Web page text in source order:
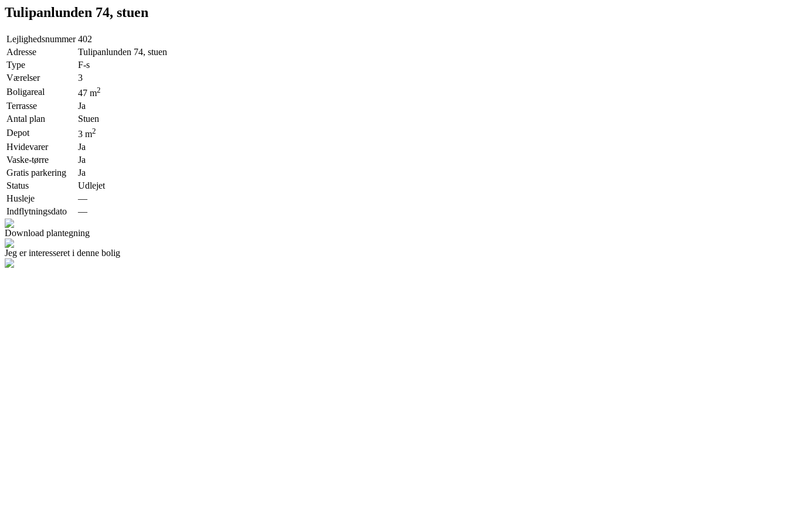
Tulipanlunden 74, stuen
Lejlighedsnummer 402
Adresse
Tulipanlunden 74, stuen
Type
F-s
Værelser
3
Boligareal
47 m2
Terrasse
Ja
Antal plan
Stuen
Depot
3 m2
Hvidevarer
Ja
Vaske-tørre
Ja
Gratis parkering
Ja
Status
Udlejet
Husleje
—
Indflytningsdato
—
Download plantegning
Jeg er interesseret i denne bolig